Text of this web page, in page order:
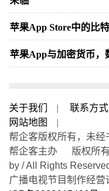
苹果App Store中的比
苹果App与加密货币，
关于我们 | 联系方式
网站地图
|
帮企客版权所有，未经
帮企客主办 版权所有
by / All Rights
广播电视节目制作经